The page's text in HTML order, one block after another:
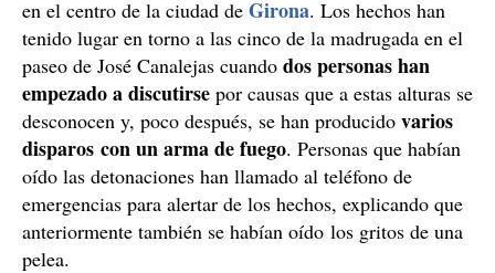
en el centro de la ciudad de Girona. Los hechos han
tenido lugar en torno a las cinco de la madrugada en el
paseo de José Canalejas cuando dos personas han
empezado a discutirse por causas que a estas alturas se
desconocen y, poco después, se han producido varios
disparos con un arma de fuego. Personas que habían
oído las detonaciones han llamado al teléfono de
emergencias para alertar de los hechos, explicando que
anteriormente también se habían oído los gritos de una
pelea.